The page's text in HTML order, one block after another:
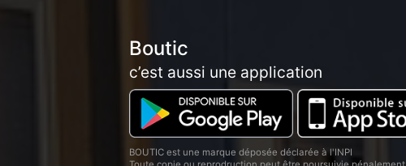
Boutic
c’est aussi une application
BOUTIC est une marque déposée déclarée à l'INPI